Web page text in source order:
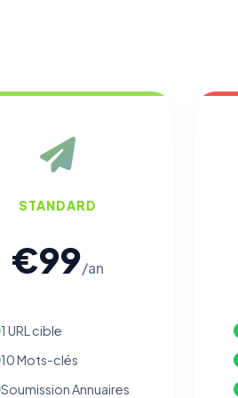
STANDARD
€99/an
1 URL cible
10 Mots-clés
Soumission Annuaires